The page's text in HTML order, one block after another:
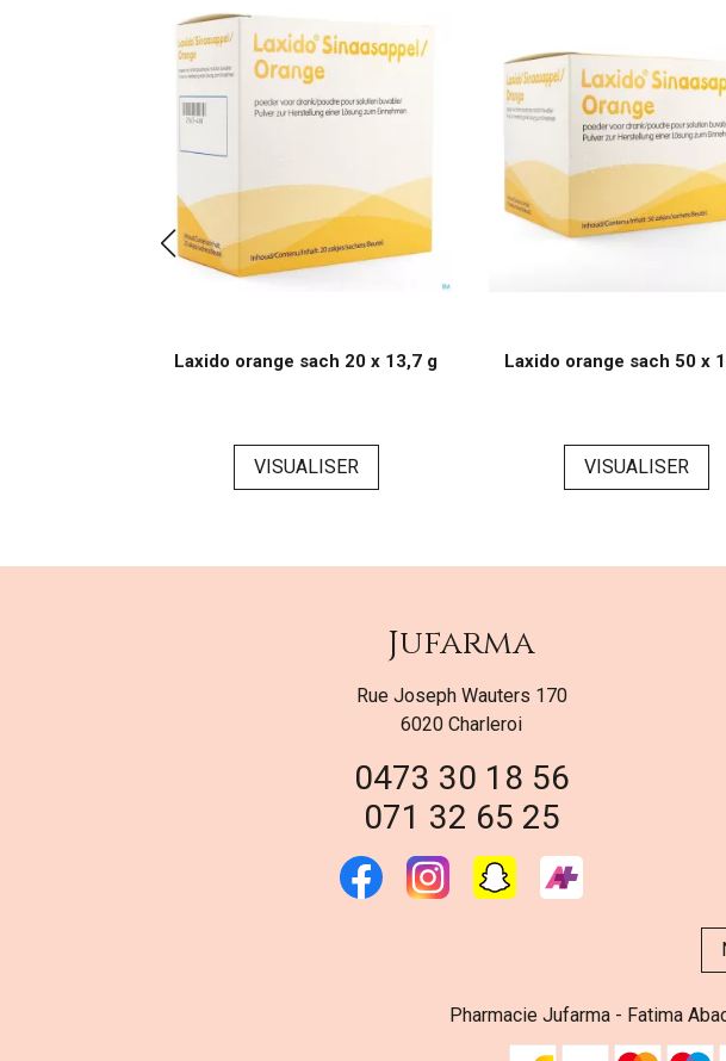
Laxido orange sach 20 x 13,7 g
VISUALISER
Laxido orange sach 50 x
VISUALISER
Jufarma
Rue Joseph Wauters 170
6020 Charleroi
0473 30 18 56
071 32 65 25
Pharmacie Jufarma - Fatima